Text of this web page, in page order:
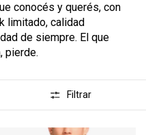
conocés y querés, con
limitado, calidad
de siempre. El que
pierde.
Filtrar